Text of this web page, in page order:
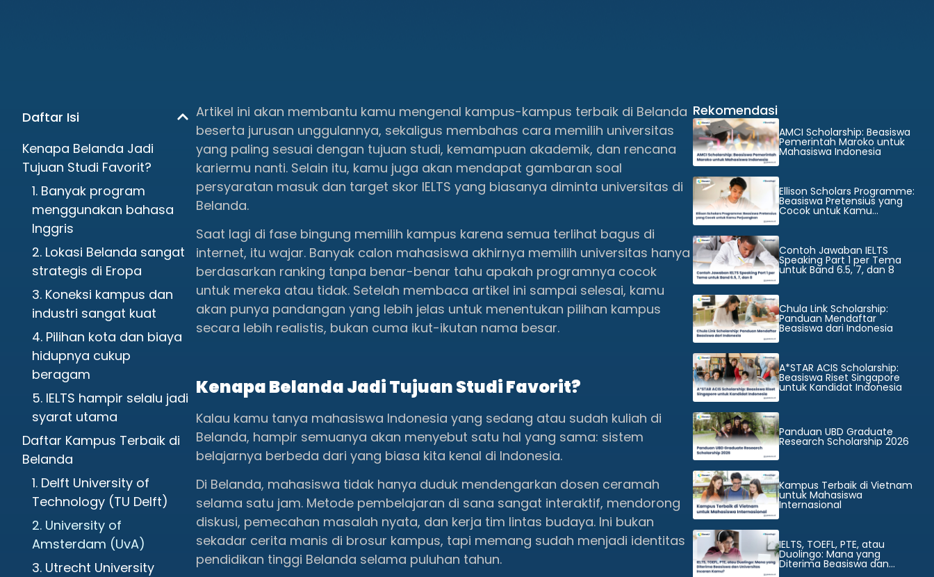
Daftar Isi
Kenapa Belanda Jadi
Tujuan Studi Favorit?
1. Banyak program
menggunakan bahasa
Inggris
2. Lokasi Belanda sangat
strategis di Eropa
3. Koneksi kampus dan
industri sangat kuat
4. Pilihan kota dan biaya
hidupnya cukup
beragam
5. IELTS hampir selalu jadi
syarat utama
Daftar Kampus Terbaik di
Belanda
1. Delft University of
Technology (TU Delft)
2. University of
Amsterdam (UvA)
3. Utrecht University
Artikel ini akan membantu kamu mengenal kampus-kampus terbaik di Belanda
beserta jurusan unggulannya, sekaligus membahas cara memilih universitas
yang paling sesuai dengan tujuan studi, kemampuan akademik, dan rencana
kariermu nanti. Selain itu, kamu juga akan mendapat gambaran soal
persyaratan masuk dan target skor IELTS yang biasanya diminta universitas di
Belanda.
Saat lagi di fase bingung memilih kampus karena semua terlihat bagus di
internet, itu wajar. Banyak calon mahasiswa akhirnya memilih universitas hanya
berdasarkan ranking tanpa benar-benar tahu apakah programnya cocok
untuk mereka atau tidak. Setelah membaca artikel ini sampai selesai, kamu
akan punya pandangan yang lebih jelas untuk menentukan pilihan kampus
secara lebih realistis, bukan cuma ikut-ikutan nama besar.
Kenapa Belanda Jadi Tujuan Studi Favorit?
Kalau kamu tanya mahasiswa Indonesia yang sedang atau sudah kuliah di
Belanda, hampir semuanya akan menyebut satu hal yang sama: sistem
belajarnya berbeda dari yang biasa kita kenal di Indonesia.
Di Belanda, mahasiswa tidak hanya duduk mendengarkan dosen ceramah
selama satu jam. Metode pembelajaran di sana sangat interaktif, mendorong
diskusi, pemecahan masalah nyata, dan kerja tim lintas budaya. Ini bukan
sekadar cerita manis di brosur kampus, tapi memang sudah menjadi identitas
pendidikan tinggi Belanda selama puluhan tahun.
Rekomendasi
AMCI Scholarship: Beasiswa
Pemerintah Maroko untuk
Mahasiswa Indonesia
Ellison Scholars Programme:
Beasiswa Pretensius yang
Cocok untuk Kamu
Perjuangkan
Contoh Jawaban IELTS
Speaking Part 1 per Tema
untuk Band 6.5, 7, dan 8
Chula Link Scholarship:
Panduan Mendaftar
Beasiswa dari Indonesia
A*STAR ACIS Scholarship:
Beasiswa Riset Singapore
untuk Kandidat Indonesia
Panduan UBD Graduate
Research Scholarship 2026
Kampus Terbaik di Vietnam
untuk Mahasiswa
Internasional
IELTS, TOEFL, PTE, atau
Duolingo: Mana yang
Diterima Beasiswa dan